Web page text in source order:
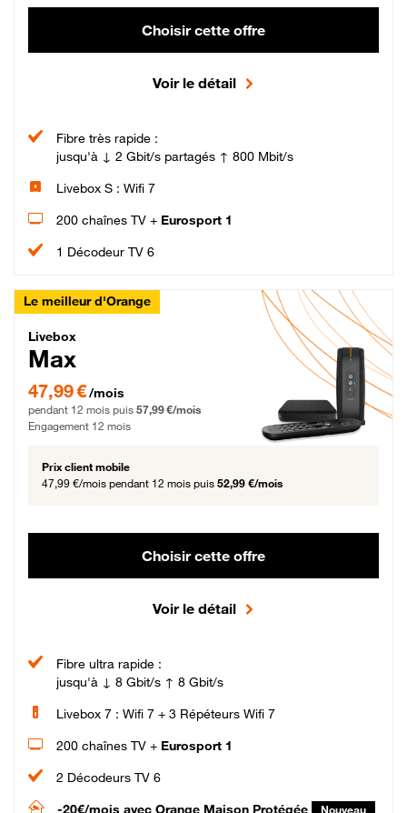
Choisir cette offre
Voir le détail
Fibre très rapide :
jusqu'à ↓ 2 Gbit/s partagés ↑ 800 Mbit/s
Livebox S : Wifi 7
200 chaînes TV + Eurosport 1
1 Décodeur TV 6
Le meilleur d'Orange
Livebox Max Fibre
Livebox
Max
47,99 € par mois pendant 12 mois puis 57,99 € par mois, Engagement 12 mois
47,99 €/mois
pendant 12 mois puis 57,99 €/mois
Engagement 12 mois
Prix client mobile
47,99 €/mois pendant 12 mois puis 52,99 €/mois
Choisir cette offre
Voir le détail
Fibre ultra rapide :
jusqu'à ↓ 8 Gbit/s ↑ 8 Gbit/s
Livebox 7 : Wifi 7 + 3 Répéteurs Wifi 7
200 chaînes TV + Eurosport 1
2 Décodeurs TV 6
-20€/mois avec Orange Maison Protégée Nouveau